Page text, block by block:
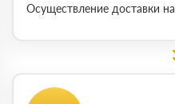
Осуществление доставки